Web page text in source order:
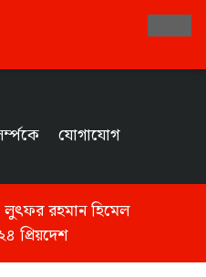
যোগাযোগ
লুৎফর রহমান হিমেল
প্রিয়দেশ